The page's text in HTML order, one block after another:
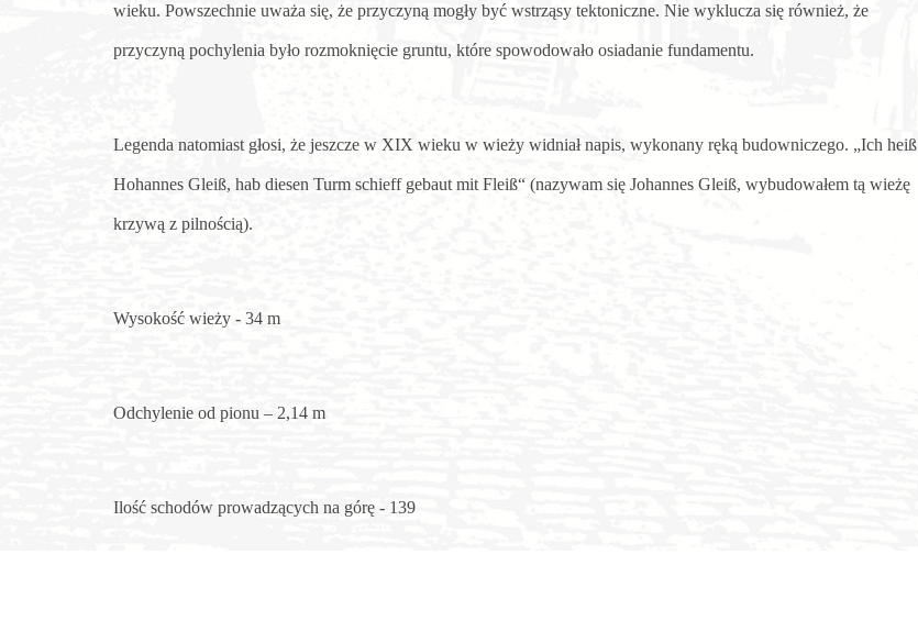
wieku. Powszechnie uważa się, że przyczyną mogły być wstrząsy tektoniczne. Nie wyklucza się również, że
przyczyną pochylenia było rozmoknięcie gruntu, które spowodowało osiadanie fundamentu.
Legenda natomiast głosi, że jeszcze w XIX wieku w wieży widniał napis, wykonany ręką budowniczego. „Ich heiß
Hohannes Gleiß, hab diesen Turm schieff gebaut mit Fleiß“ (nazywam się Johannes Gleiß, wybudowałem tą wieżę
krzywą z pilnością).
Wysokość wieży - 34 m
Odchylenie od pionu – 2,14 m
Ilość schodów prowadzących na górę - 139